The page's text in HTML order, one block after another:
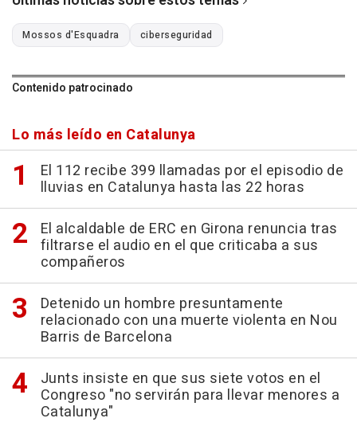
Mossos d'Esquadra ciberseguridad
Contenido patrocinado
Lo más leído en Catalunya
El 112 recibe 399 llamadas por el episodio de
lluvias en Catalunya hasta las 22 horas
El alcaldable de ERC en Girona renuncia tras
filtrarse el audio en el que criticaba a sus
compañeros
Detenido un hombre presuntamente
relacionado con una muerte violenta en Nou
Barris de Barcelona
Junts insiste en que sus siete votos en el
Congreso "no servirán para llevar menores a
Catalunya"